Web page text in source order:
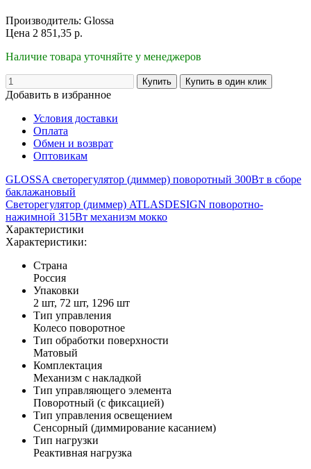
Производитель: Glossa
Цена 2 851,35 р.
Наличие товара уточняйте у менеджеров
Добавить в избранное
Условия доставки
Оплата
Обмен и возврат
Оптовикам
GLOSSA светорегулятор (диммер) поворотный 300Вт в сборе
баклажановый
Светорегулятор (диммер) ATLASDESIGN поворотно-
нажимной 315Вт механизм мокко
Характеристики
Характеристики:
Страна
Россия
Упаковки
2 шт, 72 шт, 1296 шт
Тип управления
Колесо поворотное
Тип обработки поверхности
Матовый
Комплектация
Механизм с накладкой
Тип управляющего элемента
Поворотный (с фиксацией)
Тип управления освещением
Сенсорный (диммирование касанием)
Тип нагрузки
Реактивная нагрузка